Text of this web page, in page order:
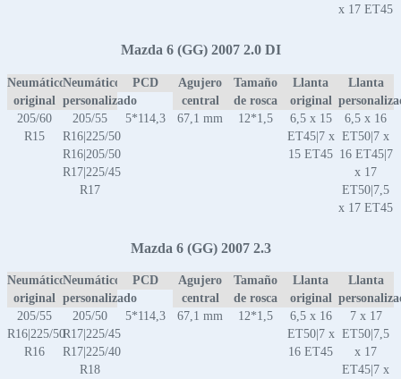
x 17 ET45
Mazda 6 (GG) 2007 2.0 DI
Neumático
original
Neumático
personalizado
PCD
Agujero
central
Tamaño
de rosca
Llanta
original
Llanta
205/60
R15
205/55
R16|225/50
R16|205/50
R17|225/45
R17
5*114,3 67,1 mm 12*1,5
6,5 x 15
ET45|7 x
15 ET45
6,5 x 16
ET50|7 x
16 ET45|7
x 17
ET50|7,5
x 17 ET45
Mazda 6 (GG) 2007 2.3
Neumático
original
Neumático
personalizado
PCD
Agujero
central
Tamaño
de rosca
Llanta
original
Llanta
205/55
R16|225/50
R16
205/50
R17|225/45
R17|225/40
R18
5*114,3 67,1 mm 12*1,5
6,5 x 16
ET50|7 x
16 ET45
7 x 17
ET50|7,5
x 17
ET45|7 x